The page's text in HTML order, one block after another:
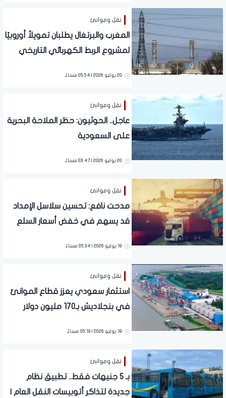
نقل وموانئ
المغرب والبرتغال يطلبان تمويلاً أوروبيًا
لمشروع الربط الكهربائي التاريخي
20 يوليو 2026 | 05:54 مساءً
نقل وموانئ
عاجل.. الحوثيون: حظر الملاحة البحرية
على السعودية
20 يوليو 2026 | 03:47 مساءً
نقل وموانئ
مدحت نافع: تحسين سلاسل الإمداد
قد يسهم في خفض أسعار السلع
19 يوليو 2026 | 05:34 مساءً
نقل وموانئ
استثمار سعودي يعزز قطاع الموانئ
في بنجلاديش بـ170 مليون دولار
19 يوليو 2026 | 05:19 مساءً
نقل وموانئ
بـ 5 جنيهات فقط.. تطبيق نظام
جديدة لتذاكر أتوبيسات النقل العام |